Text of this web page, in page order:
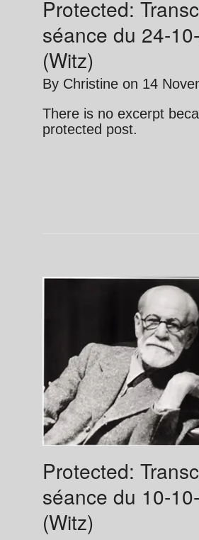
Protected:
séance du 24-
(Witz)
By Christine on 14
There is no excerpt
protected post.
Protected:
séance du 10-
(Witz)